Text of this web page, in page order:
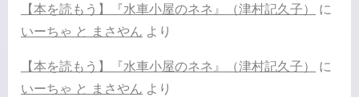
【本を読もう】『水車小屋のネネ』（津村記久子）
に
いーちゃ と まさやん より
【本を読もう】『水車小屋のネネ』（津村記久子）
に
いーちゃ と まさやん より